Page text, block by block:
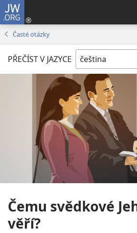
JW.ORG
Časté otázky
PŘEČÍST V JAZYCE
Čemu svědkové
věří?